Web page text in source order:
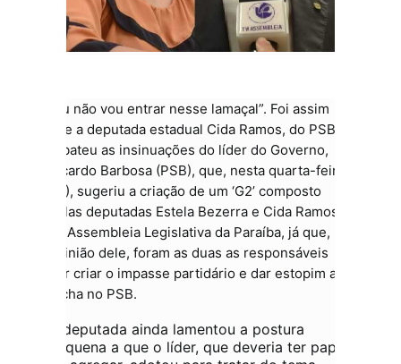
“Eu não vou entrar nesse lamaçal”. Foi assim
que a deputada estadual Cida Ramos, do PSB,
rebateu as insinuações do líder do Governo,
Ricardo Barbosa (PSB), que, nesta quarta-feira
(11), sugeriu a criação de um ‘G2’ composto
pelas deputadas Estela Bezerra e Cida Ramos,
na Assembleia Legislativa da Paraíba, já que, na
opinião dele, foram as duas as responsáveis
por criar o impasse partidário e dar estopim ao
racha no PSB.
A deputada ainda lamentou a postura
pequena a que o líder, que deveria ter papel